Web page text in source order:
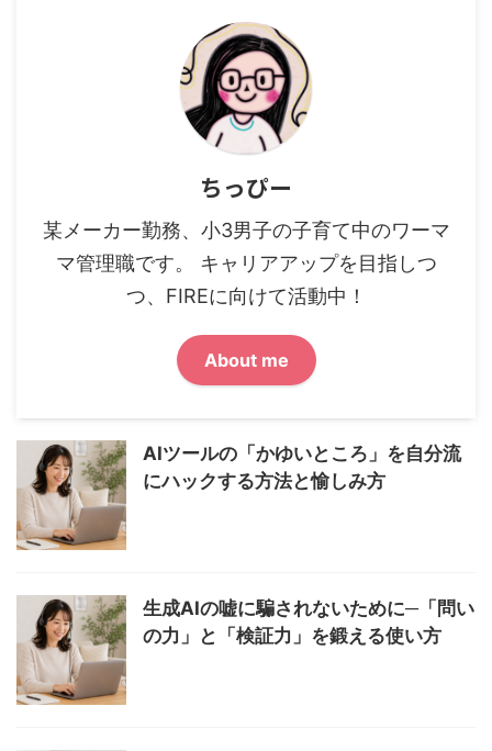
ちっぴー
某メーカー勤務、小3男子の子育て中のワーマ
マ管理職です。 キャリアアップを目指しつ
つ、FIREに向けて活動中！
About me
AIツールの「かゆいところ」を自分流
にハックする方法と愉しみ方
生成AIの嘘に騙されないために─「問い
の力」と「検証力」を鍛える使い方